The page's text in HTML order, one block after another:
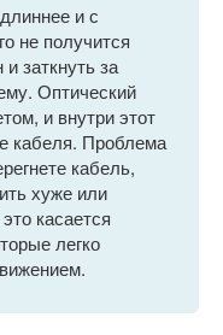
и с
не получится
и заткнуть за
Оптический
и внутри этот
кабеля. Проблема
кабель,
хуже или
касается
легко